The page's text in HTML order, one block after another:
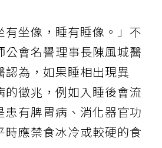
有坐像，睡有睡像。」不
公會名譽理事長陳風城醫
認為，如果睡相出現異
的徵兆，例如入睡後會流
患有脾胃病、消化器官功
時應禁食冰冷或較硬的食